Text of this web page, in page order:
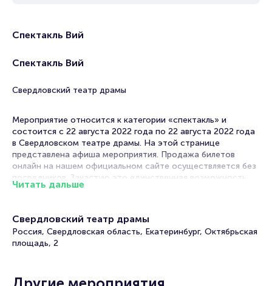
Спектакль Вий
Спектакль Вий
Свердловский театр драмы
Мероприятие относится к категории «спектакль» и
состоится с 22 августа 2022 года по 22 августа 2022 года
в Свердловском театре драмы. На этой странице
представлена афиша мероприятия. Продажа билетов
онлайн на нашем официальном сайте осуществляется без
посредников. Зачастую это единственная возможность
достать билет на спектакль.
вкус! Постановки по произведениям классиков и
современников, драмы, комедии, трагикомедии. В их
основе истории, основанные на реальных событиях или
какое мероприятие посетить.
Читать дальше
Свердловский театр драмы
Россия, Свердловская область, Екатеринбург, Октябрьская
площадь, 2